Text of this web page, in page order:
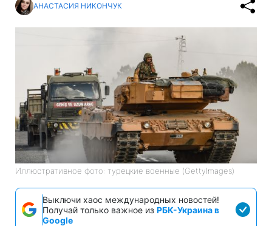
АНАСТАСИЯ НИКОНЧУК
Иллюстративное фото: турецкие военные (GettyImages)
Выключи хаос международных новостей!
Получай только важное из РБК-Украина в
Google